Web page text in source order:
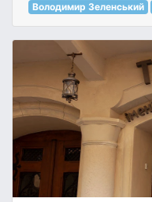
Володимир Зеленський